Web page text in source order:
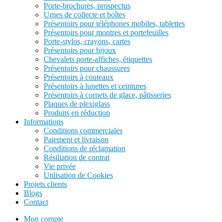
Porte-brochures, prospectus
Urnes de collecte et boîtes
Présentoirs pour téléphones mobiles, tablettes
Présentoirs pour montres et portefeuilles
Porte-stylos, crayons, cartes
Présentoirs pour bijoux
Chevalets porte-affiches, étiquettes
Présentoirs pour chaussures
Présentoirs à couteaux
Présentoirs à lunettes et ceintures
Présentoirs à cornets de glace, pâtisseries
Plaques de plexiglass
Produits en réduction
Informations
Conditions commerciales
Paiement et livraison
Conditions de réclamation
Résiliation de contrat
Vie privée
Utilisation de Cookies
Projets clients
Blogs
Contact
Mon compte